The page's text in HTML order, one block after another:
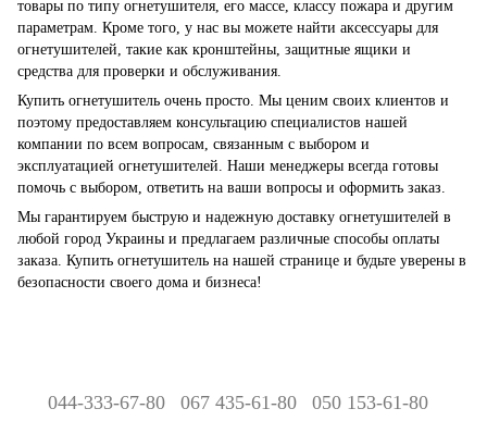
товары по типу огнетушителя, его массе, классу пожара и другим
параметрам. Кроме того, у нас вы можете найти аксессуары для
огнетушителей, такие как кронштейны, защитные ящики и
средства для проверки и обслуживания.
Купить огнетушитель очень просто. Мы ценим своих клиентов и
поэтому предоставляем консультацию специалистов нашей
компании по всем вопросам, связанным с выбором и
эксплуатацией огнетушителей. Наши менеджеры всегда готовы
помочь с выбором, ответить на ваши вопросы и оформить заказ.
Мы гарантируем быструю и надежную доставку огнетушителей в
любой город Украины и предлагаем различные способы оплаты
заказа. Купить огнетушитель на нашей странице и будьте уверены в
безопасности своего дома и бизнеса!
044-333-67-80 067 435-61-80 050 153-61-80